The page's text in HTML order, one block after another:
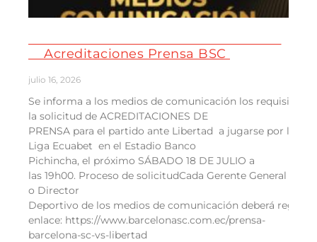
Acreditaciones Prensa BSC
julio 16, 2026
Se informa a los medios de comunicación los requisitos
la solicitud de ACREDITACIONES DE
PRENSA para el partido ante Libertad a jugarse por la
Liga Ecuabet en el Estadio Banco
Pichincha, el próximo SÁBADO 18 DE JULIO a
las 19h00. Proceso de solicitudCada Gerente General
o Director
Deportivo de los medios de comunicación deberá
enlace: https://www.barcelonasc.com.ec/prensa-
barcelona-sc-vs-libertad